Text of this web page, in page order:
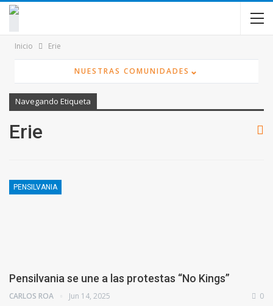
contenido
Inicio Erie
NUESTRAS COMUNIDADES ⌄
Navegando Etiqueta
Erie
PENSILVANIA
Pensilvania se une a las protestas “No Kings”
CARLOS ROA Jun 14, 2025 0